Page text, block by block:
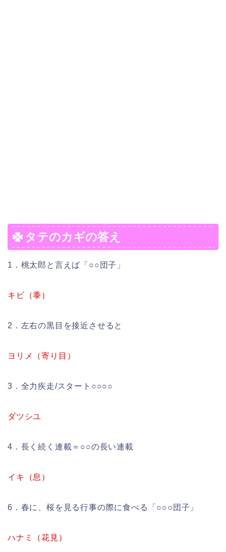
タテのカギの答え
1．桃太郎と言えば「○○団子」
キビ（黍）
2．左右の黒目を接近させると
ヨリメ（寄り目）
3．全力疾走/スタート○○○○
ダツシユ
4．長く続く連載＝○○の長い連載
イキ（息）
6．春に、桜を見る行事の際に食べる「○○○団子」
ハナミ（花見）